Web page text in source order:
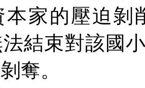
本家的壓迫剝
結束對該國
奪。